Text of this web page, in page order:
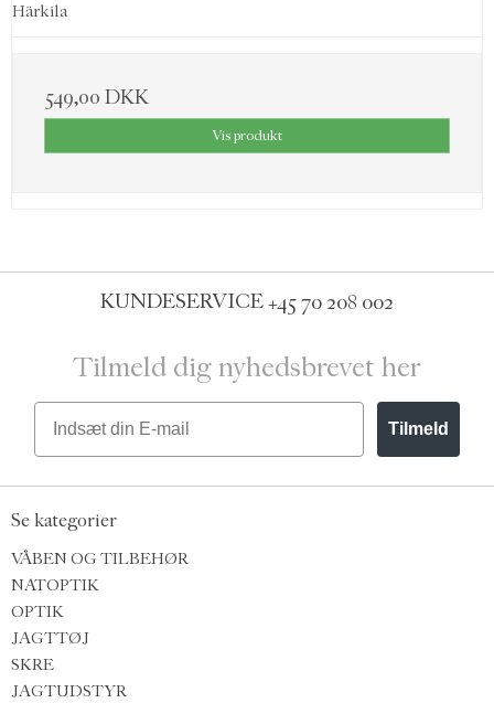
Härkila
549,00 DKK
Vis produkt
KUNDESERVICE+45 70 208 002
Tilmeld dig nyhedsbrevet her
Email
Tilmeld
Se kategorier
VÅBEN OG TILBEHØR
NATOPTIK
OPTIK
JAGTTØJ
SKRE
JAGTUDSTYR